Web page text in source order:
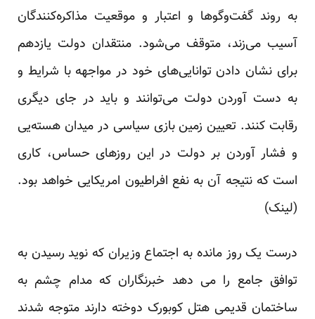
به روند گفت‌وگوها و اعتبار و موقعیت مذاکره‌کنندگان
آسیب می‌زند، متوقف می‌شود. منتقدان دولت یازدهم
برای نشان دادن توانایی‌های خود در مواجهه با شرایط و
به دست آوردن دولت می‌توانند و باید در جای دیگری
رقابت کنند. تعیین زمین بازی سیاسی در میدان هسته‌یی
و فشار آوردن بر دولت در این روزهای حساس، کاری
است که نتیجه آن به نفع افراطیون امریکایی خواهد بود.
(لینک)
درست یک روز مانده به اجتماع وزیران که نوید رسیدن به
توافق جامع را می دهد خبرنگاران که مدام چشم به
ساختمان قدیمی هتل کوبورک دوخته دارند متوجه شدند